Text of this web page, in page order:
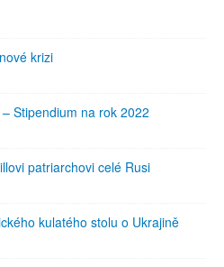
krizi
Stipendium na rok 2022
patriarchovi celé Rusi
kulatého stolu o Ukrajině